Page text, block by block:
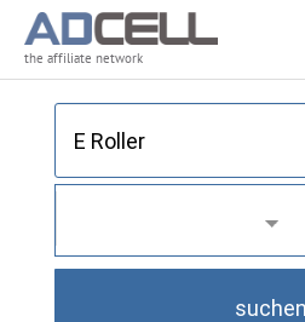
the affiliate network
suchen